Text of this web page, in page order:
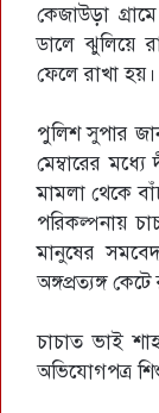
কেজাউড়া
ডালে ঝুলিয়ে
ফেলে রাখা হয়।
পুলিশ সুপার
মেম্বারের
মামলা থেকে
পরিকল্পনায়
মানুষের
অঙ্গপ্রত‌্যঙ্গ
চাচাত ভাই
অভিযোগপত্র